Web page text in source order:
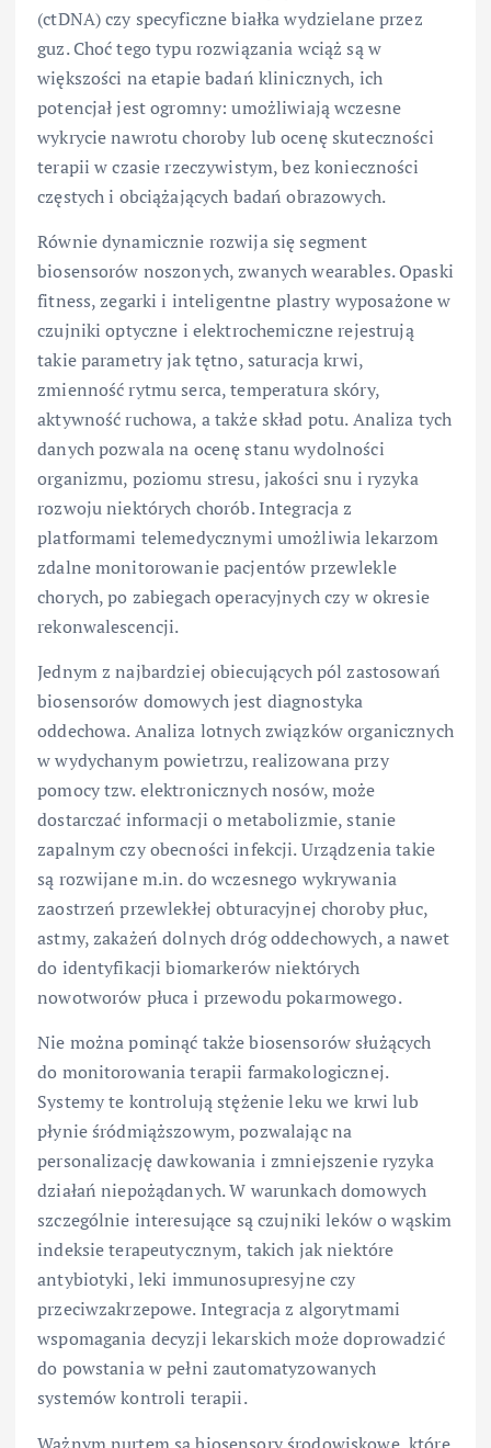
(ctDNA) czy specyficzne białka wydzielane przez
guz. Choć tego typu rozwiązania wciąż są w
większości na etapie badań klinicznych, ich
potencjał jest ogromny: umożliwiają wczesne
wykrycie nawrotu choroby lub ocenę skuteczności
terapii w czasie rzeczywistym, bez konieczności
częstych i obciążających badań obrazowych.
Równie dynamicznie rozwija się segment
biosensorów noszonych, zwanych wearables. Opaski
fitness, zegarki i inteligentne plastry wyposażone w
czujniki optyczne i elektrochemiczne rejestrują
takie parametry jak tętno, saturacja krwi,
zmienność rytmu serca, temperatura skóry,
aktywność ruchowa, a także skład potu. Analiza tych
danych pozwala na ocenę stanu wydolności
organizmu, poziomu stresu, jakości snu i ryzyka
rozwoju niektórych chorób. Integracja z
platformami telemedycznymi umożliwia lekarzom
zdalne monitorowanie pacjentów przewlekle
chorych, po zabiegach operacyjnych czy w okresie
rekonwalescencji.
Jednym z najbardziej obiecujących pól zastosowań
biosensorów domowych jest diagnostyka
oddechowa. Analiza lotnych związków organicznych
w wydychanym powietrzu, realizowana przy
pomocy tzw. elektronicznych nosów, może
dostarczać informacji o metabolizmie, stanie
zapalnym czy obecności infekcji. Urządzenia takie
są rozwijane m.in. do wczesnego wykrywania
zaostrzeń przewlekłej obturacyjnej choroby płuc,
astmy, zakażeń dolnych dróg oddechowych, a nawet
do identyfikacji biomarkerów niektórych
nowotworów płuca i przewodu pokarmowego.
Nie można pominąć także biosensorów służących
do monitorowania terapii farmakologicznej.
Systemy te kontrolują stężenie leku we krwi lub
płynie śródmiąższowym, pozwalając na
personalizację dawkowania i zmniejszenie ryzyka
działań niepożądanych. W warunkach domowych
szczególnie interesujące są czujniki leków o wąskim
indeksie terapeutycznym, takich jak niektóre
antybiotyki, leki immunosupresyjne czy
przeciwzakrzepowe. Integracja z algorytmami
wspomagania decyzji lekarskich może doprowadzić
do powstania w pełni zautomatyzowanych
systemów kontroli terapii.
Ważnym nurtem są biosensory środowiskowe, które